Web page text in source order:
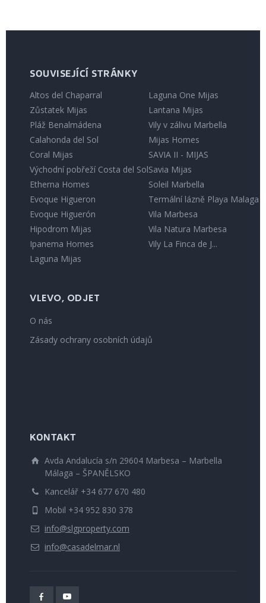
SOUVISEJÍCÍ STRÁNKY
Altos del Chaparral
Zůstatek Mijas
Pláž Benalmádena
Calahonda del Sol
Coral Mijas
Východní pobřeží Costa del Sol
Etherna Homes
Evoque Higueron
Evoque Higuerón
Hipodrom Mijas
Ipanema Homes
Laguna Mijas
Laguna One Mijas
Lantana Mijas
Vily v zálivu Marbella
Mijas Homes
SAVIA II - MIJAS
Savia Mijas
Soleil Marbella
Termální lázně Playa Malaga
Vila Marbesa
Vila Natura Marbesa
Vily La Finca de J...
VLEVO, ODJET
O nás
Zásady ochrany osobních údajů
KONTAKT
Avda Andalucía s/n 29604 Marbesa – Marbella
Málaga – ŠPANĚLSKO
Kancelář +34 677 670 480
Mobil +34 952 830 378
info@slgproperty.com
info@casadelmar.nl